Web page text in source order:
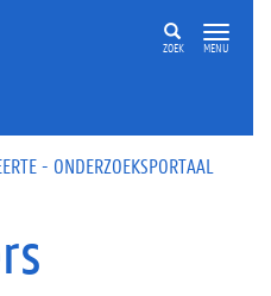
ZOEK MENU
- ONDERZOEKSPORTAAL